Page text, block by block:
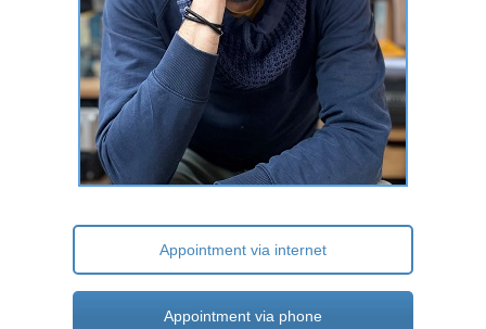
Appointment via internet
Appointment via phone